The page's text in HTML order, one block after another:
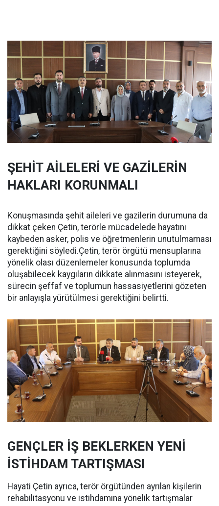
ŞEHİT AİLELERİ VE GAZİLERİN
HAKLARI KORUNMALI
Konuşmasında şehit aileleri ve gazilerin durumuna da
dikkat çeken Çetin, terörle mücadelede hayatını
kaybeden asker, polis ve öğretmenlerin unutulmaması
gerektiğini söyledi.Çetin, terör örgütü mensuplarına
yönelik olası düzenlemeler konusunda toplumda
oluşabilecek kaygıların dikkate alınmasını isteyerek,
sürecin şeffaf ve toplumun hassasiyetlerini gözeten
bir anlayışla yürütülmesi gerektiğini belirtti.
GENÇLER İŞ BEKLERKEN YENİ
İSTİHDAM TARTIŞMASI
Hayati Çetin ayrıca, terör örgütünden ayrılan kişilerin
rehabilitasyonu ve istihdamına yönelik tartışmalar